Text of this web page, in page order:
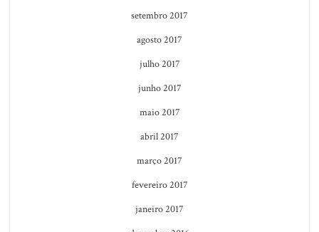
setembro 2017
agosto 2017
julho 2017
junho 2017
maio 2017
abril 2017
março 2017
fevereiro 2017
janeiro 2017